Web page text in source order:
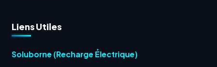
Liens Utiles
Soluborne (Recharge Électrique)